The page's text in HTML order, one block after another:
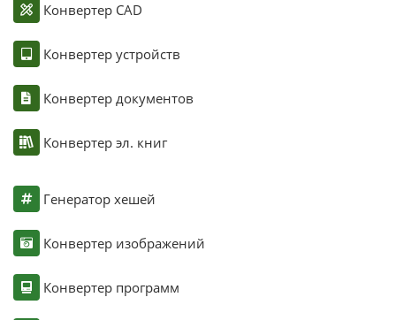
Конвертер CAD
Конвертер устройств
Конвертер документов
Конвертер эл. книг
Генератор хешей
Конвертер изображений
Конвертер программ